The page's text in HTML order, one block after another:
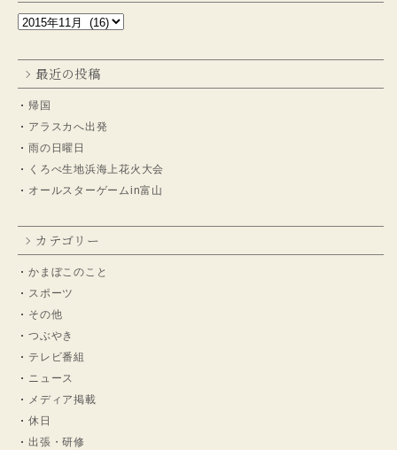
最近の投稿
帰国
アラスカへ出発
雨の日曜日
くろべ生地浜海上花火大会
オールスターゲームin富山
カテゴリー
かまぼこのこと
スポーツ
その他
つぶやき
テレビ番組
ニュース
メディア掲載
休日
出張・研修